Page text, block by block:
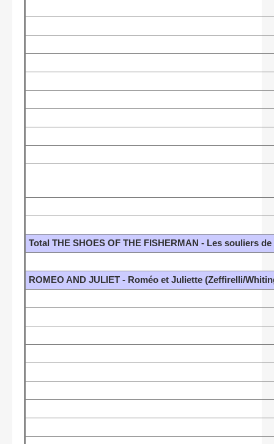
Total THE SHOES OF THE FISHERMAN - Les souliers
ROMEO AND JULIET - Roméo et Juliette (Zeffirelli/